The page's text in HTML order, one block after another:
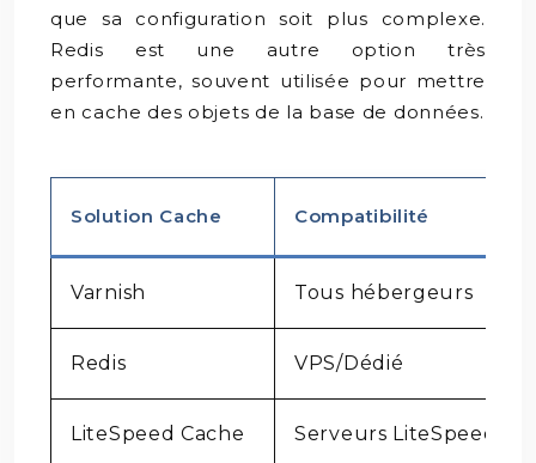
que sa configuration soit plus complexe.
Redis est une autre option très
performante, souvent utilisée pour mettre
en cache des objets de la base de données.
Solution Cache Compatibilité
Varnish Tous hébergeurs
Redis VPS/Dédié
LiteSpeed Cache Serveurs LiteSpeed